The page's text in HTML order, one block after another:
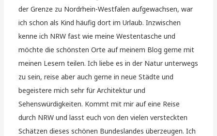
der Grenze zu Nordrhein-Westfalen aufgewachsen, war
ich schon als Kind häufig dort im Urlaub. Inzwischen
kenne ich NRW fast wie meine Westentasche und
möchte die schönsten Orte auf meinem Blog gerne mit
meinen Lesern teilen. Ich liebe es in der Natur unterwegs
zu sein, reise aber auch gerne in neue Städte und
begeistere mich sehr für Architektur und
Sehenswürdigkeiten. Kommt mit mir auf eine Reise
durch NRW und lasst euch von den vielen versteckten
Schätzen dieses schönen Bundeslandes überzeugen. Ich